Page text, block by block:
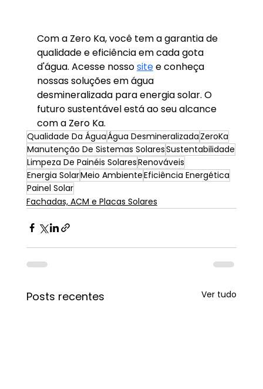
Com a Zero Ka, você tem a garantia de
qualidade e eficiência em cada gota
d'água. Acesse nosso site e conheça
nossas soluções em água
desmineralizada para energia solar. O
futuro sustentável está ao seu alcance
com a Zero Ka.
Qualidade Da ÁguaÁgua Desmineralizada ZeroKa
Manutenção De Sistemas SolaresSustentabilidade
Limpeza De Painéis SolaresRenováveis
Energia SolarMeio AmbienteEficiência Energética
Painel Solar
Fachadas, ACM e Placas Solares
Posts recentes Ver tudo